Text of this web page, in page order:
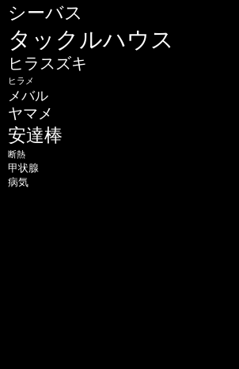
シーバス
タックルハウス
ヒラスズキ
ヒラメ
メバル
ヤマメ
安達棒
断熱
甲状腺
病気